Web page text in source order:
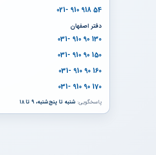
54 918 910 -021
دفتر اصفهان
130 90 910 -031
150 90 910 -031
160 90 910 -031
170 90 910 -031
پاسخگویی: شنبه تا پنج‌شنبه، ۹ تا ۱۸